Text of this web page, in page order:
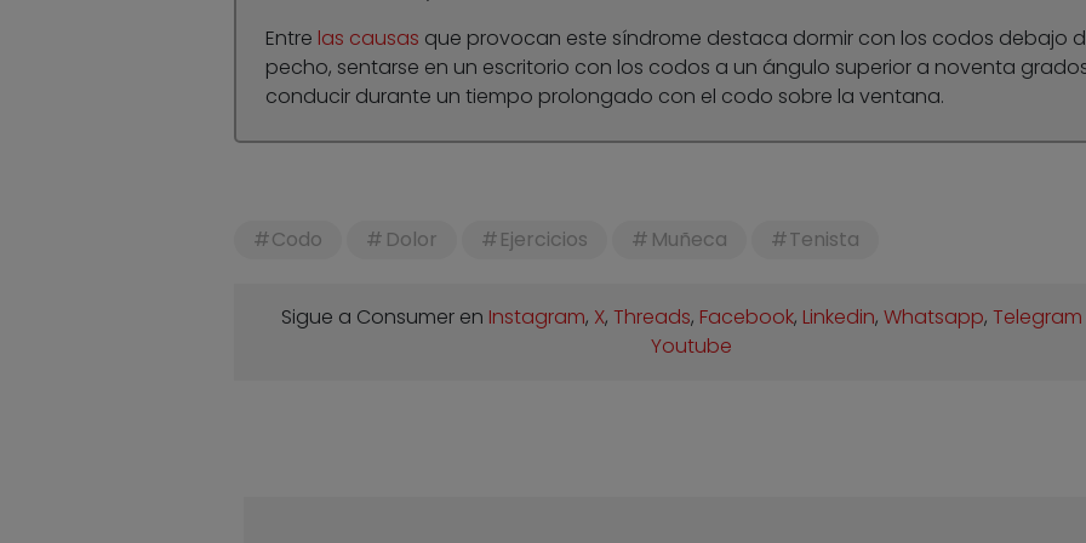
Entre las causas que provocan este síndrome destaca dormir con los codos debajo
pecho, sentarse en un escritorio con los codos a un ángulo superior a noventa
conducir durante un tiempo prolongado con el codo sobre la ventana.
Codo Dolor Ejercicios Muñeca Tenista
Sigue a Consumer en Instagram, X,Threads, Facebook, Linkedin,Whatsapp,Telegram
Youtube